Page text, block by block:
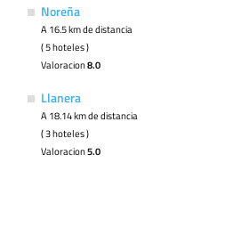
Noreña
A 16.5 km de distancia
( 5 hoteles )
Valoracion8.0
Llanera
A 18.14 km de distancia
( 3 hoteles )
Valoracion5.0